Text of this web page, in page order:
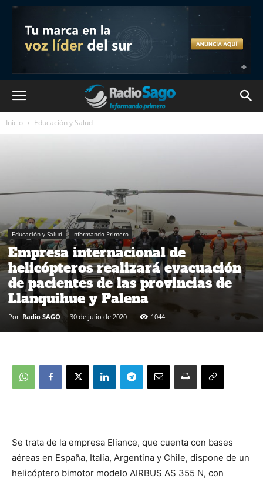
Inicio Educación y Salud
Educación y Salud Informando Primero
Empresa internacional de
helicópteros realizará evacuación
de pacientes de las provincias de
Llanquihue y Palena
Por Radio SAGO - 30 de julio de 2020 1044
Se trata de la empresa Eliance, que cuenta con bases
aéreas en España, Italia, Argentina y Chile, dispone de un
helicóptero bimotor modelo AIRBUS AS 355 N, con